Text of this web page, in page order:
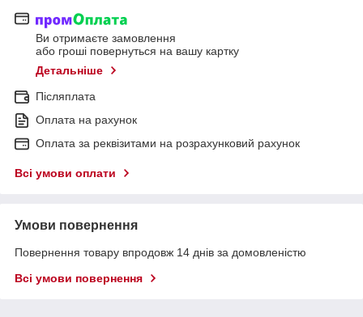
Ви отримаєте замовлення
або гроші повернуться на вашу картку
Детальніше
Післяплата
Оплата на рахунок
Оплата за реквізитами на розрахунковий рахунок
Всі умови оплати
Умови повернення
Повернення товару впродовж 14 днів за домовленістю
Всі умови повернення